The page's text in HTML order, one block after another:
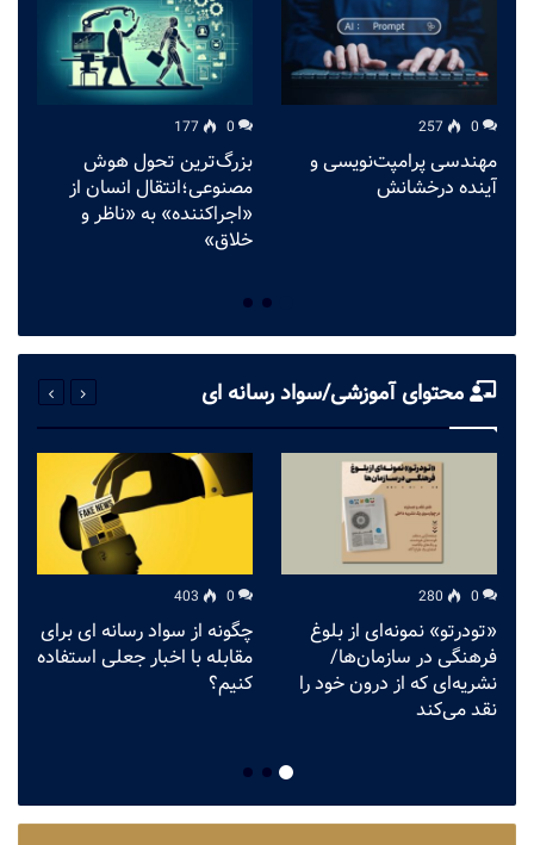
0
257
مهندسی پرامپت‌نویسی و
آینده درخشانش
0
177
بزرگ‌ترین تحول هوش
مصنوعی؛انتقال انسان از
«اجراکننده» به «ناظر و
خلاق»
محتوای آموزشی/سواد رسانه ای
0
280
«تودرتو» نمونه‌ای از بلوغ
فرهنگی در سازمان‌ها/
نشریه‌ای که از درون خود را
نقد می‌کند
0
403
چگونه از سواد رسانه ای برای
مقابله با اخبار جعلی استفاده
کنیم؟